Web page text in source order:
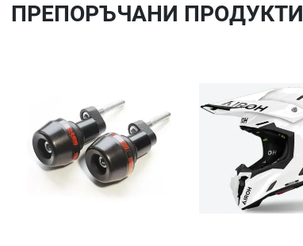
ПРЕПОРЪЧАНИ ПРОДУКТИ
Сравни продукт